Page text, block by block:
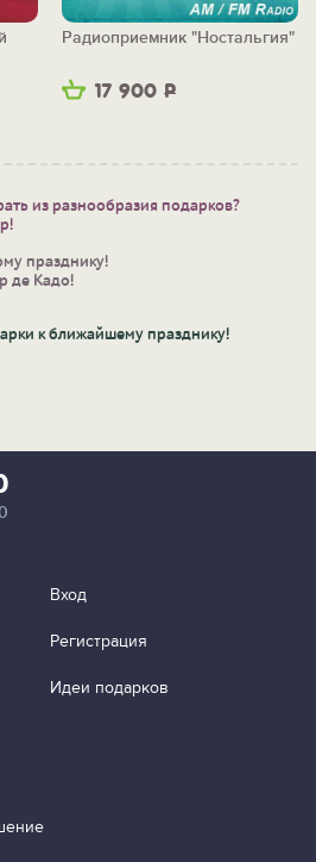
17 900 Р
Радиоприемник "Ностальгия"
из разнообразия подарков?
празднику!
де Кадо!
к ближайшему празднику!
Вход
Регистрация
Идеи подарков